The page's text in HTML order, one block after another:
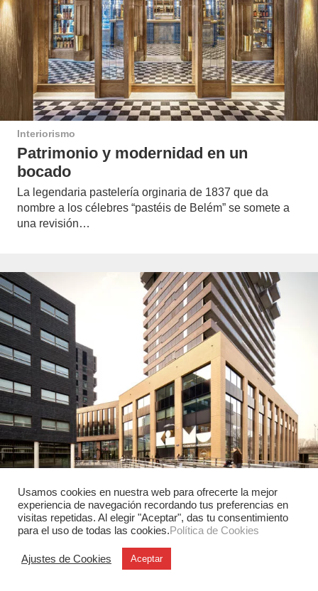
Interiorismo
Patrimonio y modernidad en un
bocado
La legendaria pastelería orginaria de 1837 que da
nombre a los célebres “pastéis de Belém” se somete a
una revisión…
Arquitectura
KiMu Ámsterdam y la creatividad
infantil
Usamos cookies en nuestra web para ofrecerte la mejor
experiencia de navegación recordando tus preferencias en
visitas repetidas. Al elegir "Aceptar", das tu consentimiento
para el uso de todas las cookies.Política de Cookies
Ajustes de Cookies Aceptar